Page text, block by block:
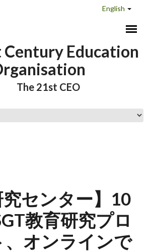
English
Century Education
The 21st CEO
究センター】10
教育研究プロ
、オンラインで